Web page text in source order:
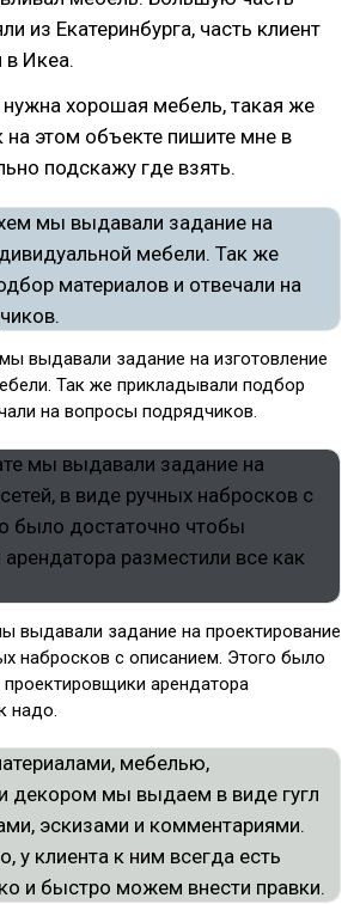
из Екатеринбурга, часть клиент
в Икеа.
нужна хорошая мебель, такая же
на этом объекте пишите мне в
подскажу где взять.
выдавали задание на изготовление
Так же прикладывали подбор
на вопросы подрядчиков.
выдавали задание на проектирование
набросков с описанием. Этого было
арендатора
надо.